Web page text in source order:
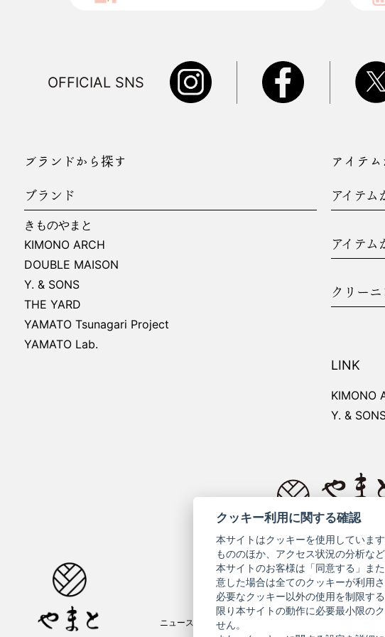
OFFICIAL SNS
ブランドから探す
ブランド
きものやまと
KIMONO ARCH
DOUBLE MAISON
Y. & SONS
THE YARD
YAMATO Tsunagari Project
YAMATO Lab.
アイテ
アイテム
アイテ
クリー
LINK
KIMONO
Y. &
コーポレートサイト
ニュースレター
クッキー利用に関する確認
本サイトはクッキーを使用していま
もののほか、アクセス状況の分析など
本サイトのお客様は「同意する」ま
意した場合は全てのクッキーが利用
必要なクッキー以外の使用を制限す
限り本サイトの動作に必要最小限の
せん。